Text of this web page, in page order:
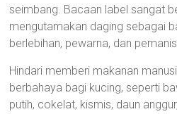
seimbang. Bacaan label sangat
mengutamakan daging sebagai
berlebihan, pewarna, dan
Hindari memberi makanan
berbahaya bagi kucing, seperti
putih, cokelat, kismis, daun